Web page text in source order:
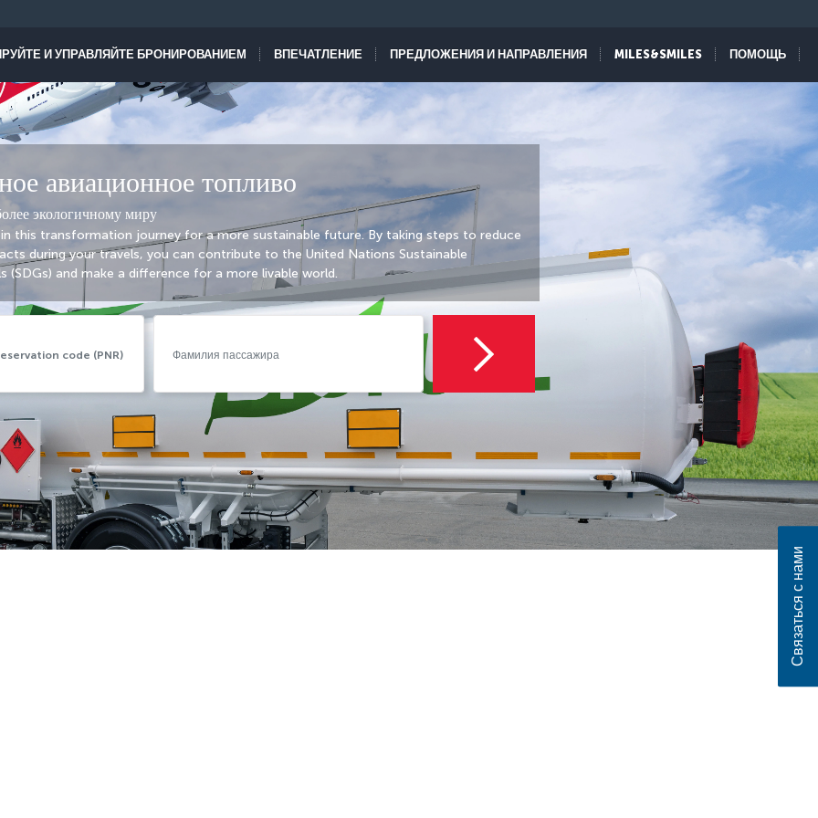
И УПРАВЛЯЙТЕ БРОНИРОВАНИЕМ ВПЕЧАТЛЕНИЕ ПРЕДЛОЖЕНИЯ И НАПРАВЛЕНИЯ MILES&SMILES ПОМОЩЬ
авиационное топливо
экологичному миру
this transformation journey for a more sustainable future. By taking steps to reduce
during your travels, you can contribute to the United Nations Sustainable
(SDGs) and make a difference for a more livable world.
Связаться с нами